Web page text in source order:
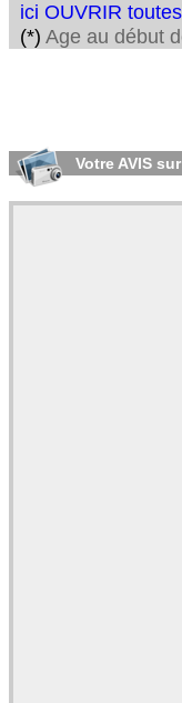
ici OUVRIR
(*) Age au début
Votre AVIS